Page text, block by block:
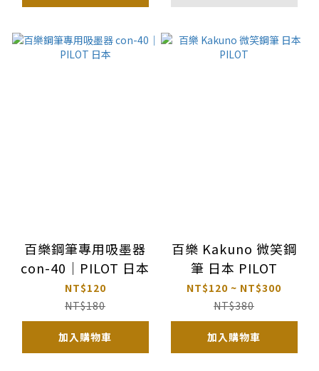
百樂鋼筆專用吸墨器
con-40｜PILOT 日本
NT$120
NT$180
加入購物車
百樂 Kakuno 微笑鋼
筆 日本 PILOT
NT$120 ~ NT$300
NT$380
加入購物車